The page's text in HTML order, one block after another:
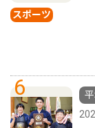
スポーツ
6